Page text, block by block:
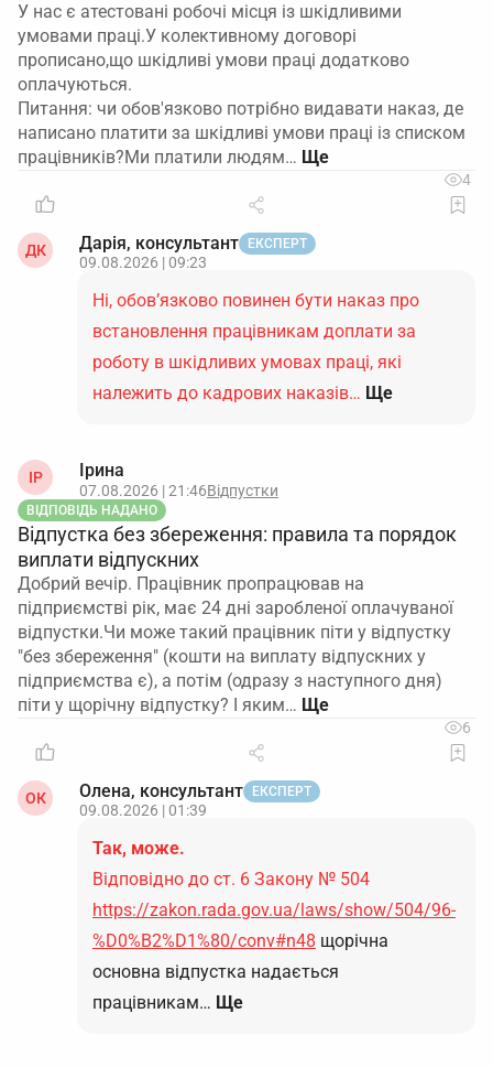
У нас є атестовані робочі місця із шкідливими
умовами праці.У колективному договорі
прописано,що шкідливі умови праці додатково
оплачуються.
Питання: чи обов'язково потрібно видавати наказ, де
написано платити за шкідливі умови праці із списком
працівників?Ми платили людям…
4
ДК Дарія, консультант ЕКСПЕРТ
09.08.2026 | 09:23
Ні, обов’язково повинен бути наказ про
встановлення працівникам доплати за
роботу в шкідливих умовах праці, які
належить до кадрових наказів… Ще
ІР Ірина
07.08.2026 | 21:46Відпустки
ВІДПОВІДЬ НАДАНО
Відпустка без збереження: правила та порядок
виплати відпускних
Добрий вечір. Працівник пропрацював на
підприємстві рік, має 24 дні заробленої оплачуваної
відпустки.Чи може такий працівник піти у відпустку
"без збереження" (кошти на виплату відпускних у
підприємства є), а потім (одразу з наступного дня)
піти у щорічну відпустку? І яким…
6
ОК Олена, консультант ЕКСПЕРТ
09.08.2026 | 01:39
Так, може.
Відповідно до ст. 6 Закону № 504
https://zakon.rada.gov.ua/laws/show/504/96-
%D0%B2%D1%80/conv#n48 щорічна
основна відпустка надається
працівникам… Ще